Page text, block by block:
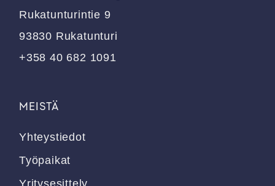
Rukatunturintie 9
93830 Rukatunturi
+358 40 682 1091
MEISTÄ
Yhteystiedot
Työpaikat
Yritysesittely